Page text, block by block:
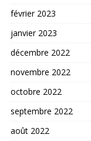
février 2023
janvier 2023
décembre 2022
novembre 2022
octobre 2022
septembre 2022
août 2022